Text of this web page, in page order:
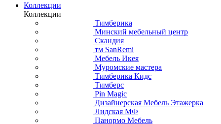
Коллекции
Коллекции
Тимберика
Минский мебельный центр
Скандия
тм SanRemi
Мебель Икея
Муромские мастера
Тимберика Кидс
Тимберс
Pin Magic
Дизайнерская Мебель Этажерка
Лидская МФ
Панормо Мебель